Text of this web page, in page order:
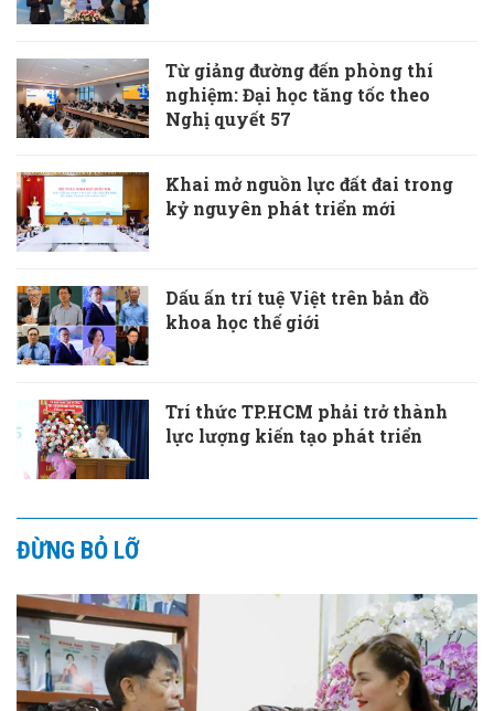
Từ giảng đường đến phòng thí
nghiệm: Đại học tăng tốc theo
Nghị quyết 57
Khai mở nguồn lực đất đai trong
kỷ nguyên phát triển mới
Dấu ấn trí tuệ Việt trên bản đồ
khoa học thế giới
Trí thức TP.HCM phải trở thành
lực lượng kiến tạo phát triển
ĐỪNG BỎ LỠ